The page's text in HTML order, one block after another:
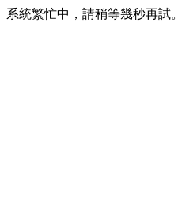
系統繁忙中，請稍等幾秒再試。